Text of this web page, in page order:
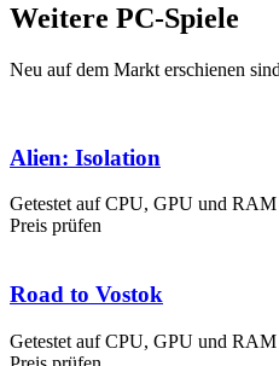
Weitere PC-Spiele
Neu auf dem Markt erschienen
Alien: Isolation
Getestet auf CPU, GPU und RAM
Preis prüfen
Road to Vostok
Getestet auf CPU, GPU und RAM